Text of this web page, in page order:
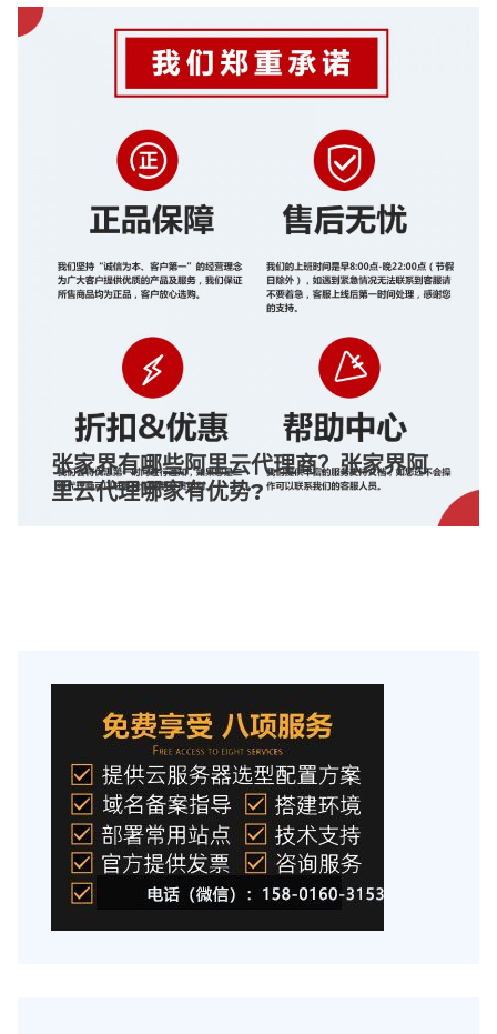
张家界有哪些阿里云代理商？张家界阿
里云代理哪家有优势?